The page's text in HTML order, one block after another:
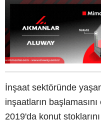
İnşaat sektöründe
inşaatların
2019'da konut